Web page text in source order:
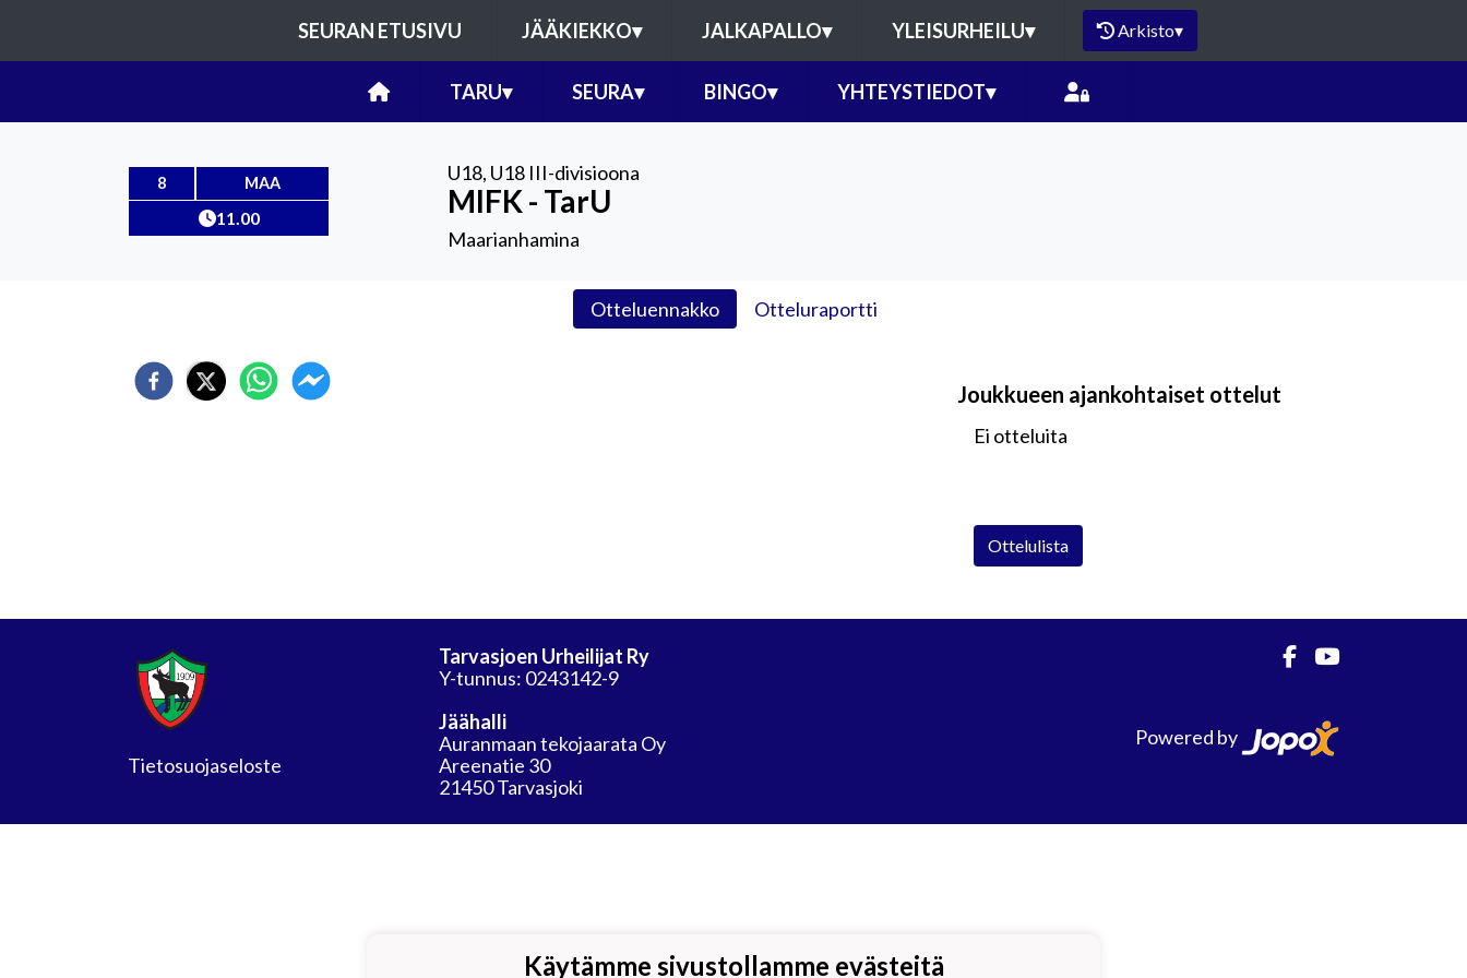
SEURAN ETUSIVU JÄÄKIEKKO▾ JALKAPALLO▾ YLEISURHEILU▾ Arkisto▾
TARU▾ SEURA▾ BINGO▾ YHTEYSTIEDOT▾
8 MAA
11.00
U18, U18 III-divisioona
MIFK - TarU
Maarianhamina
Otteluennakko Otteluraportti
Joukkueen ajankohtaiset ottelut
Ei otteluita
Ottelulista
Tietosuojaseloste
Tarvasjoen Urheilijat Ry
Y-tunnus: 0243142-9
Jäähalli
Auranmaan tekojaarata Oy
Areenatie 30
21450 Tarvasjoki
Powered by
Käytämme sivustollamme evästeitä